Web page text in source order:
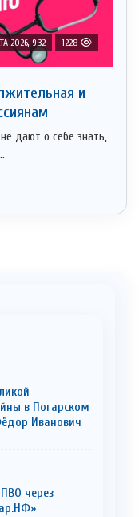
2026, 9:32 1228
и
дают о себе знать,
в Погарском
Иванович
через